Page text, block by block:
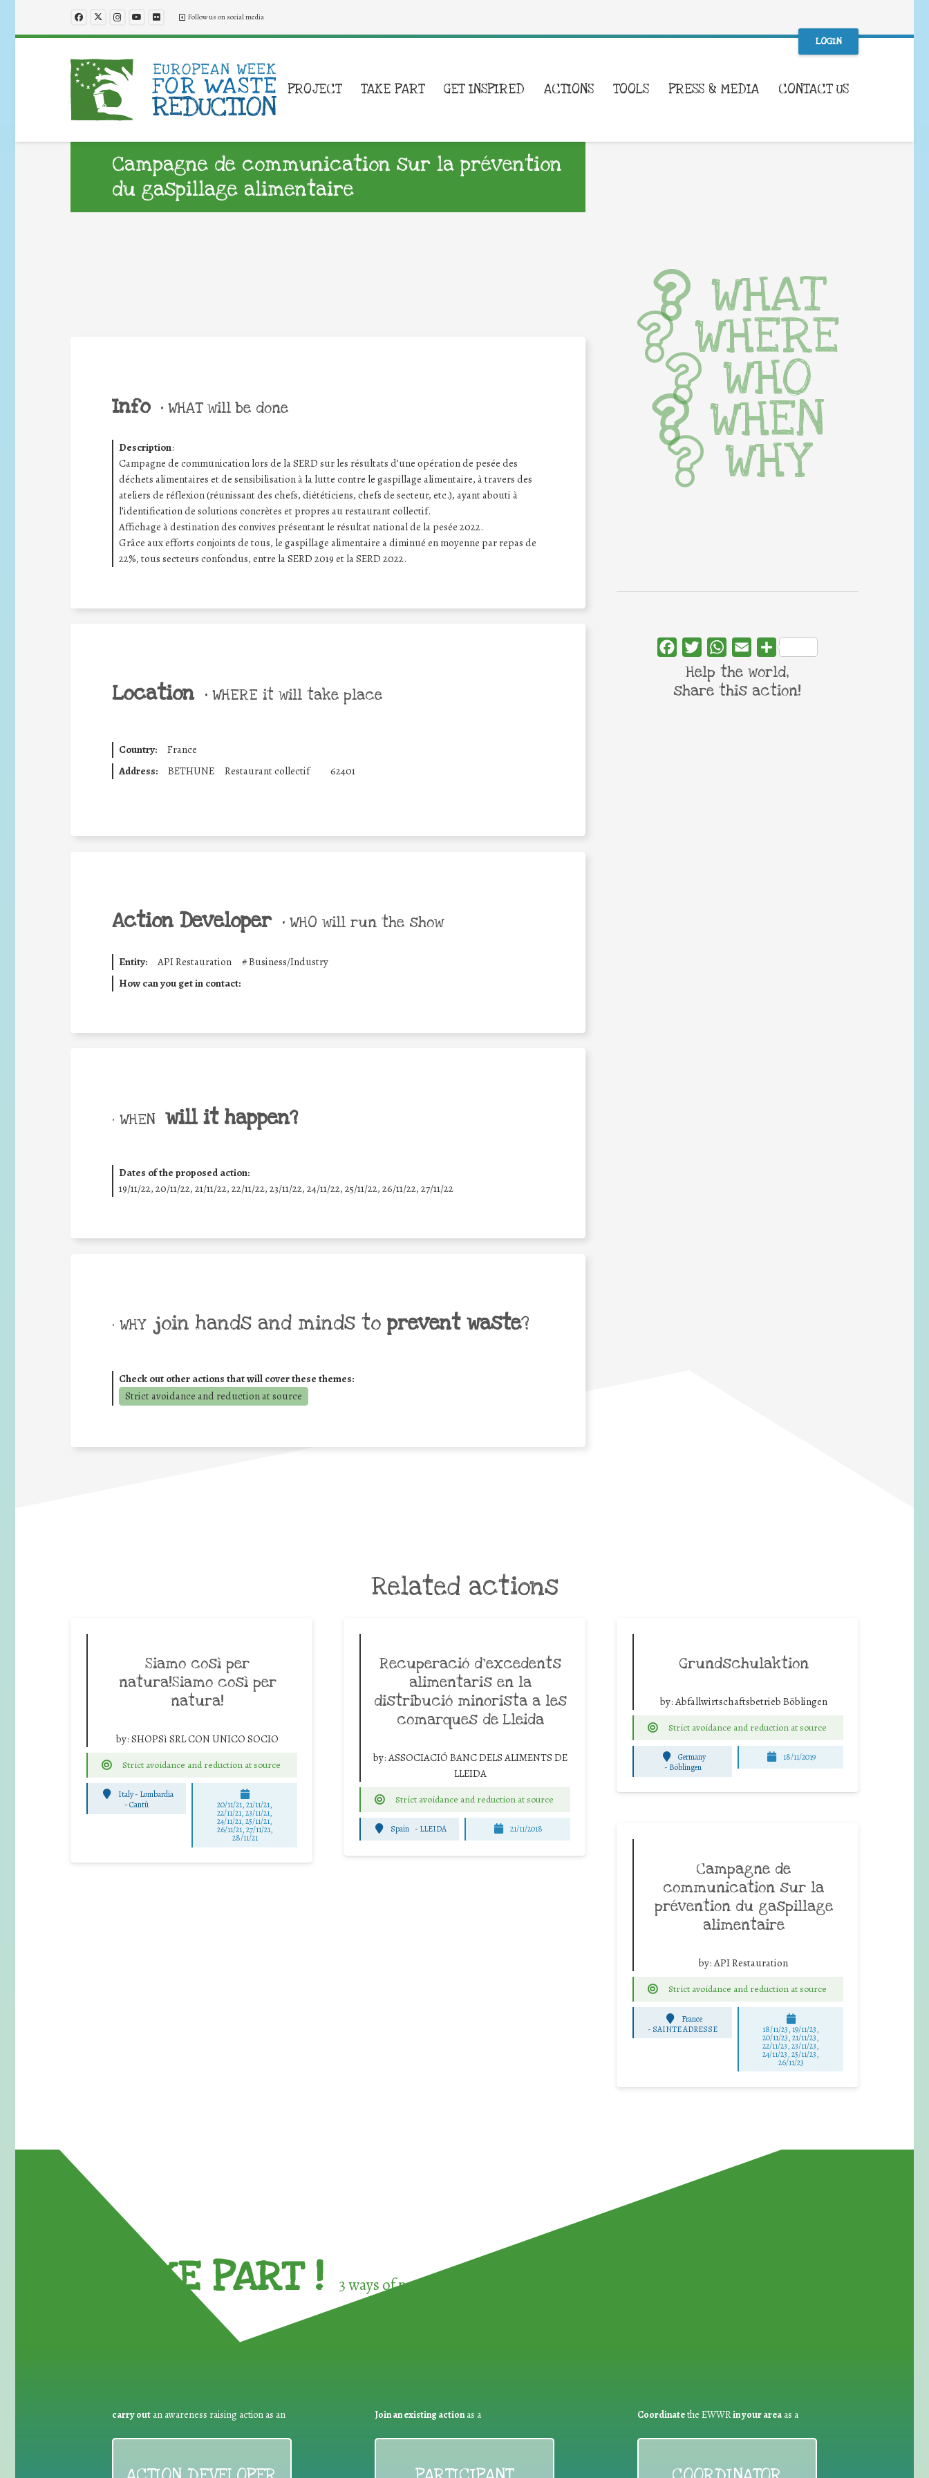
Follow us on social media
LOGIN
PROJECT TAKE PART GET INSPIRED ACTIONS TOOLS PRESS & MEDIA CONTACT US
Campagne de communication sur la prévention
du gaspillage alimentaire
Info • WHAT will be done
Description:
Campagne de communication lors de la SERD sur les résultats d’une opération de pesée des
déchets alimentaires et de sensibilisation à la lutte contre le gaspillage alimentaire, à travers des
ateliers de réflexion (réunissant des chefs, diététiciens, chefs de secteur, etc.), ayant abouti à
l’identification de solutions concrètes et propres au restaurant collectif.
Affichage à destination des convives présentant le résultat national de la pesée 2022.
Grâce aux efforts conjoints de tous, le gaspillage alimentaire a diminué en moyenne par repas de
22%, tous secteurs confondus, entre la SERD 2019 et la SERD 2022.
Location • WHERE it will take place
Country:
France
Address:
BETHUNE Restaurant collectif 62401
Action Developer • WHO will run the show
Entity: API Restauration #Business/Industry
How can you get in contact:
• WHEN will it happen?
Dates of the proposed action:
19/11/22, 20/11/22, 21/11/22, 22/11/22, 23/11/22, 24/11/22, 25/11/22, 26/11/22, 27/11/22
• WHY join hands and minds to prevent waste?
Check out other actions that will cover these themes:
Strict avoidance and reduction at source
WHAT
WHERE
WHO
WHEN
WHY
FacebookTwitterWhatsApp
Email Share
Help the world,
share this action!
Related actions
Siamo così per
natura!Siamo così per
natura!
by: SHOPSì SRL CON UNICO SOCIO
Strict avoidance and reduction at source
Italy - Lombardia
-Cantù 20/11/21, 21/11/21,
22/11/21, 23/11/21,
24/11/21, 25/11/21,
26/11/21, 27/11/21,
28/11/21
Recuperació d’excedents
alimentaris en la
distribució minorista a les
comarques de Lleida
by:ASSOCIACIÓ BANC DELS ALIMENTS DE
LLEIDA
Strict avoidance and reduction at source
Spain - LLEIDA 21/11/2018
Grundschulaktion
by:Abfallwirtschaftsbetrieb Böblingen
Strict avoidance and reduction at source
Germany
- Böblingen
18/11/2019
Campagne de
communication sur la
prévention du gaspillage
alimentaire
by:API Restauration
Strict avoidance and reduction at source
France
- SAINTE ADRESSE 18/11/23, 19/11/23,
20/11/23, 21/11/23,
22/11/23, 23/11/23,
24/11/23, 25/11/23,
26/11/23
TAKE PART ! 3 ways of participating in the
carry out an awareness raising action as an Join an existing actionas a Coordinatethe EWWRin your areaas a